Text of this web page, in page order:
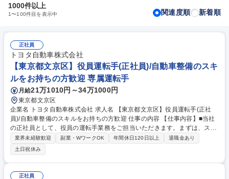
1000件以上
1〜100件目を表示中 関連度順 新着順
正社員
トヨタ自動車株式会社
【東京都文京区】役員運転手(正社員)/自動車整備のスキ
ルをお持ちの方歓迎 専属運転手
月給21万1010円～34万1000円
東京都文京区
企業名 トヨタ自動車株式会社 求人名 【東京都文京区】役員運転手(正社
員)/自動車整備のスキルをお持ちの方歓迎 仕事の内容 【仕事内容】■当社
の正社員として、役員の運転手業務をご担当いただきます。まずは、スポ
ットでの業務を経験していただき、能力や適性に応じてトップクラスの役
員の専属運転手をお任せします。 【具体的には】■役員や来客の送迎業務
を担っていただきます。まずは、東京都内を中心に専属担当を持たずにス
ポットでお取引先や役職者の送迎を担っていただきます。■事業所では自
動車のメンテナンス（掃除、整備）を実施いただきます。管理帳票の作成
業界未経験歓迎 副業・WワークOK 年間休日120日以上
退職金あり
土日祝休み
正社員